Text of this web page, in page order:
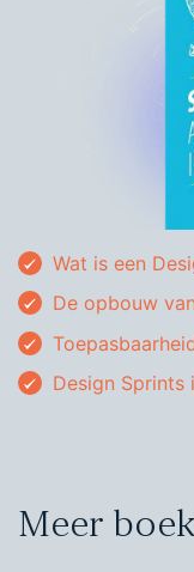
Wat is een
De opbouw
Design Sprints
Meer